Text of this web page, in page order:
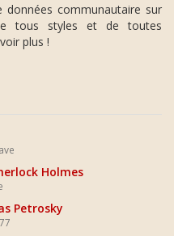
données communautaire sur
tous styles et de toutes
plus !
Holmes
Petrosky